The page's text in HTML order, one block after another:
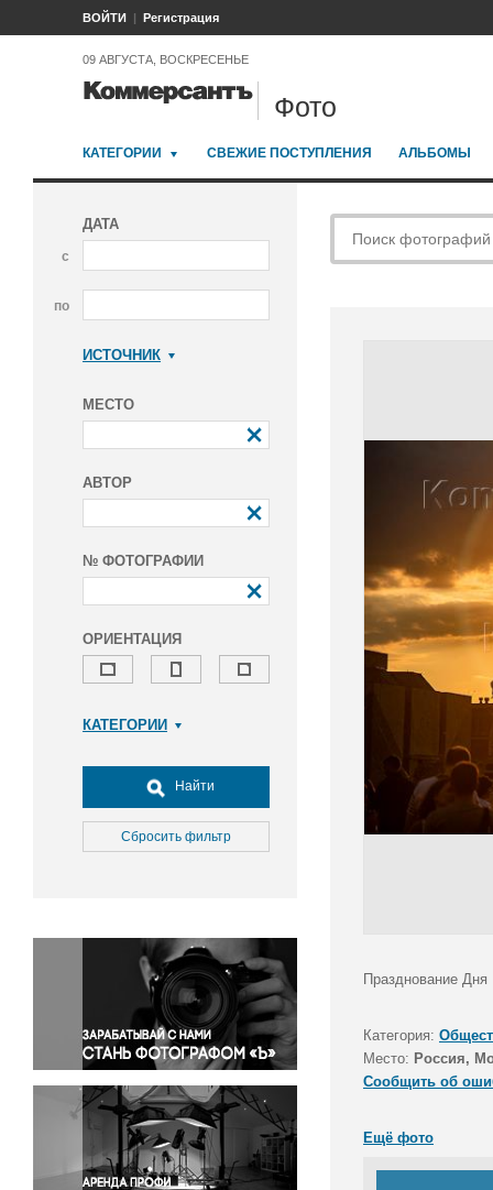
ВОЙТИ Регистрация
09 АВГУСТА, ВОСКРЕСЕНЬЕ
Фото
КАТЕГОРИИ СВЕЖИЕ ПОСТУПЛЕНИЯ АЛЬБОМЫ
ДАТА
с
по
ИСТОЧНИК
МЕСТО
АВТОР
№ ФОТОГРАФИИ
ОРИЕНТАЦИЯ
КАТЕГОРИИ
Досуг, туризм и отдых
Культура
Медицина
Окружающая среда
Политика
Правосудие
Происшествия и конфликты
Религия
Светская жизнь
Спорт
Экология
Экономика и бизнес
Найти
Сбросить фильтр
Празднование
Категория:
Место: Россия,
Сообщить об
Ещё фото